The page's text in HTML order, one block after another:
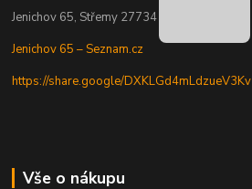
Jenichov 65, Střemy 27734
Jenichov 65 – Seznam.cz
https://share.google/DXKLGd4mLdzueV3Kv
Vše o nákupu